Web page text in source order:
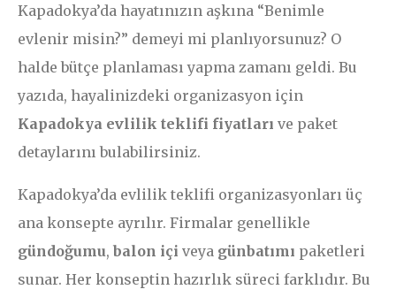
Kapadokya’da hayatınızın aşkına “Benimle
evlenir misin?” demeyi mi planlıyorsunuz? O
halde bütçe planlaması yapma zamanı geldi. Bu
yazıda, hayalinizdeki organizasyon için
Kapadokya evlilik teklifi fiyatları ve paket
detaylarını bulabilirsiniz.
Kapadokya’da evlilik teklifi organizasyonları üç
ana konsepte ayrılır. Firmalar genellikle
gündoğumu, balon içi veya günbatımı paketleri
sunar. Her konseptin hazırlık süreci farklıdır. Bu